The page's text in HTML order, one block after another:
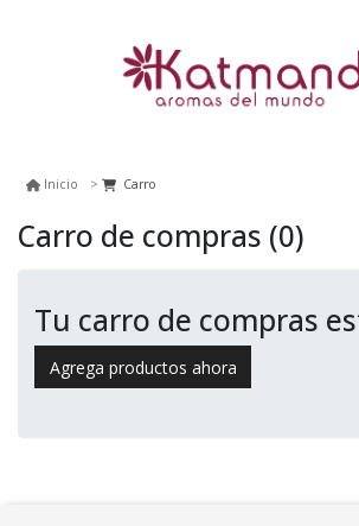
Inicio Carro
Carro de compras (0)
Tu carro de compras
Agrega productos ahora